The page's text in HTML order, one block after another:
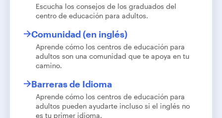
Escucha los consejos de los graduados del
centro de educación para adultos.
Comunidad (en inglés)
Aprende cómo los centros de educación para
adultos son una comunidad que te apoya en tu
camino.
Barreras de Idioma
Aprende cómo los centros de educación para
adultos pueden ayudarte incluso si el inglés no
es tu primer idioma.